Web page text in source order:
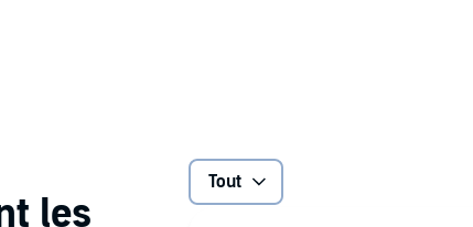
joli minois dans notre belle cité, nous a tous jetés dans
cruelle et tumultueuse du Vieux Royaume.
Tout